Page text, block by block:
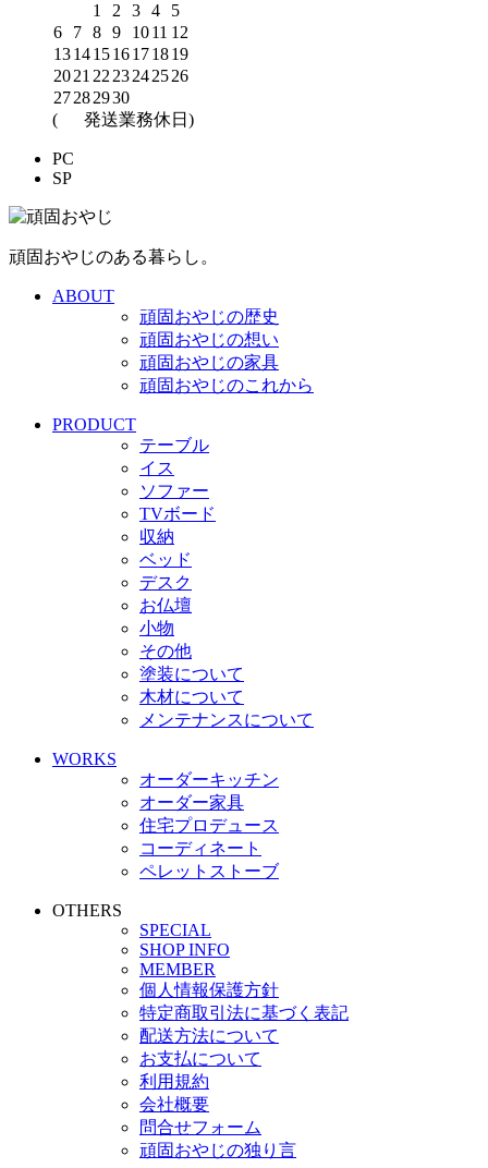
1
2 3 4
5
6
7 8 9 1011 12
13141516171819
2021 22 23242526
27282930
(
発送業務休日)
PC
SP
頑固おやじのある暮らし。
ABOUT
頑固おやじの歴史
頑固おやじの想い
頑固おやじの家具
頑固おやじのこれから
PRODUCT
テーブル
イス
ソファー
TVボード
収納
ベッド
デスク
お仏壇
小物
その他
塗装について
木材について
メンテナンスについて
WORKS
オーダーキッチン
オーダー家具
住宅プロデュース
コーディネート
ペレットストーブ
OTHERS
SPECIAL
SHOP INFO
MEMBER
個人情報保護方針
特定商取引法に基づく表記
配送方法について
お支払について
利用規約
会社概要
問合せフォーム
頑固おやじの独り言